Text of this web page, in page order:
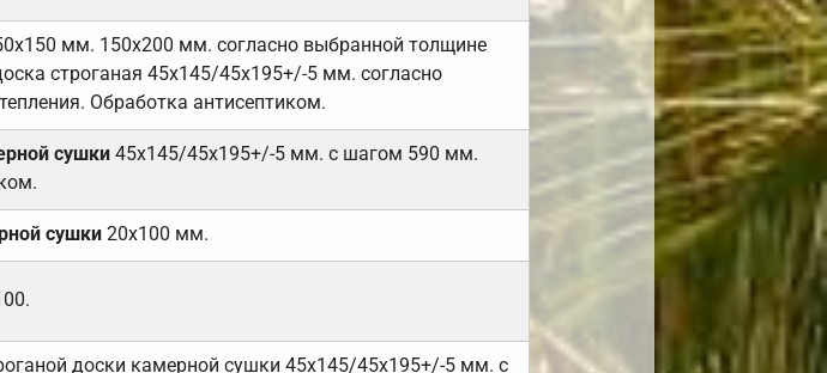
мм. 150х200 мм. согласно выбранной толщине
строганая 45х145/45х195+/-5 мм. согласно
Обработка антисептиком.
сушки 45х145/45х195+/-5 мм. с шагом 590 мм.
сушки20х100 мм.
доски камерной сушки 45х145/45х195+/-5 мм. с